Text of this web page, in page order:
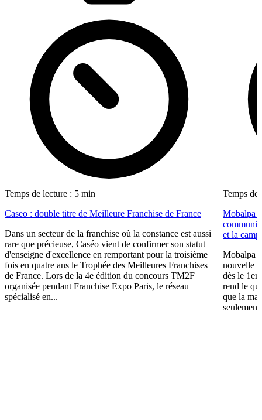
Temps de lecture : 5 min
Caseo : double titre de Meilleure Franchise de France
Dans un secteur de la franchise où la constance est aussi
rare que précieuse, Caséo vient de confirmer son statut
d'enseigne d'excellence en remportant pour la troisième
fois en quatre ans le Trophée des Meilleures Franchises
de France. Lors de la 4e édition du concours TM2F
organisée pendant Franchise Expo Paris, le réseau
spécialisé en...
Temps de
Mobalpa
et la
Mobalpa
nouvelle
dès le 1er
rend le
que la